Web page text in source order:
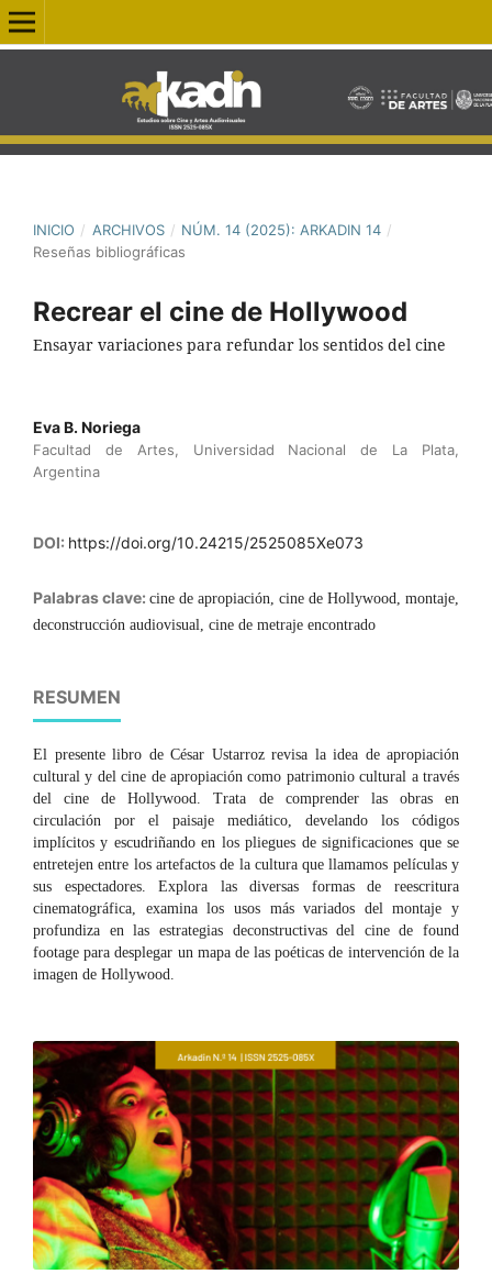
INICIO / ARCHIVOS / NÚM. 14 (2025): ARKADIN 14 /
Reseñas bibliográficas
Recrear el cine de Hollywood
Ensayar variaciones para refundar los sentidos del cine
Eva B. Noriega
Facultad de Artes, Universidad Nacional de La Plata,
Argentina
DOI: https://doi.org/10.24215/2525085Xe073
Palabras clave: cine de apropiación, cine de Hollywood, montaje,
deconstrucción audiovisual, cine de metraje encontrado
RESUMEN
El presente libro de César Ustarroz revisa la idea de apropiación
cultural y del cine de apropiación como patrimonio cultural a través
del cine de Hollywood. Trata de comprender las obras en
circulación por el paisaje mediático, develando los códigos
implícitos y escudriñando en los pliegues de significaciones que se
entretejen entre los artefactos de la cultura que llamamos películas y
sus espectadores. Explora las diversas formas de reescritura
cinematográfica, examina los usos más variados del montaje y
profundiza en las estrategias deconstructivas del cine de found
footage para desplegar un mapa de las poéticas de intervención de la
imagen de Hollywood.